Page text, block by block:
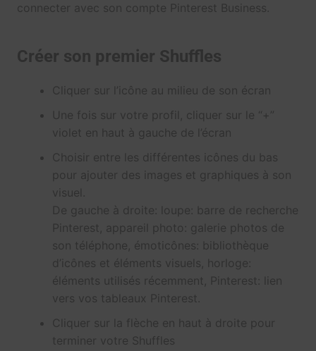
connecter avec son compte Pinterest Business.
Créer son premier Shuffles
Cliquer sur l’icône au milieu de son écran
Une fois sur votre profil, cliquer sur le “+”
violet en haut à gauche de l’écran
Choisir entre les différentes icônes du bas
pour ajouter des images et graphiques à son
visuel.
De gauche à droite: loupe: barre de recherche
Pinterest, appareil photo: galerie photos de
son téléphone, émoticônes: bibliothèque
d’icônes et éléments visuels, horloge:
éléments utilisés récemment, Pinterest: lien
vers vos tableaux Pinterest.
Cliquer sur la flèche en haut à droite pour
terminer votre Shuffles